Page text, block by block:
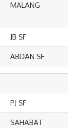
MALANG
JB SF
ABDAN SF
PJ SF
SAHABAT